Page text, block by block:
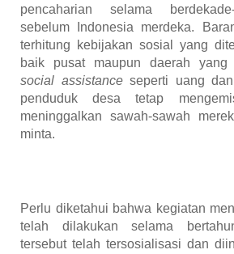
pencaharian selama
sebelum Indonesia merdeka.
terhitung kebijakan sosial yang
baik pusat maupun daerah yang
social assistanceseperti uang dan
penduduk desa tetap
meninggalkan sawah-sawah
minta.
Perlu diketahui bahwa kegiatan
telah dilakukan selama
tersebut telah tersosialisasi dan